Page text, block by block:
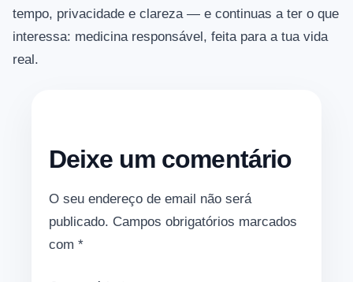
tempo, privacidade e clareza — e continuas a ter o que
interessa: medicina responsável, feita para a tua vida
real.
Deixe um comentário
O seu endereço de email não será
publicado. Campos obrigatórios marcados
com *